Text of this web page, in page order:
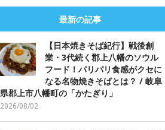
最新の記事
【日本焼きそば紀行】戦後創
業・3代続く郡上八幡のソウル
フード！パリパリ食感がクセに
なる名物焼きそばとは？ / 岐阜
県郡上市八幡町の「かたぎり」
2026/08/02